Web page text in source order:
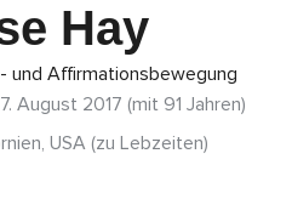
Hay
und Affirmationsbewegung
August 2017 (mit 91 Jahren)
USA (zu Lebzeiten)